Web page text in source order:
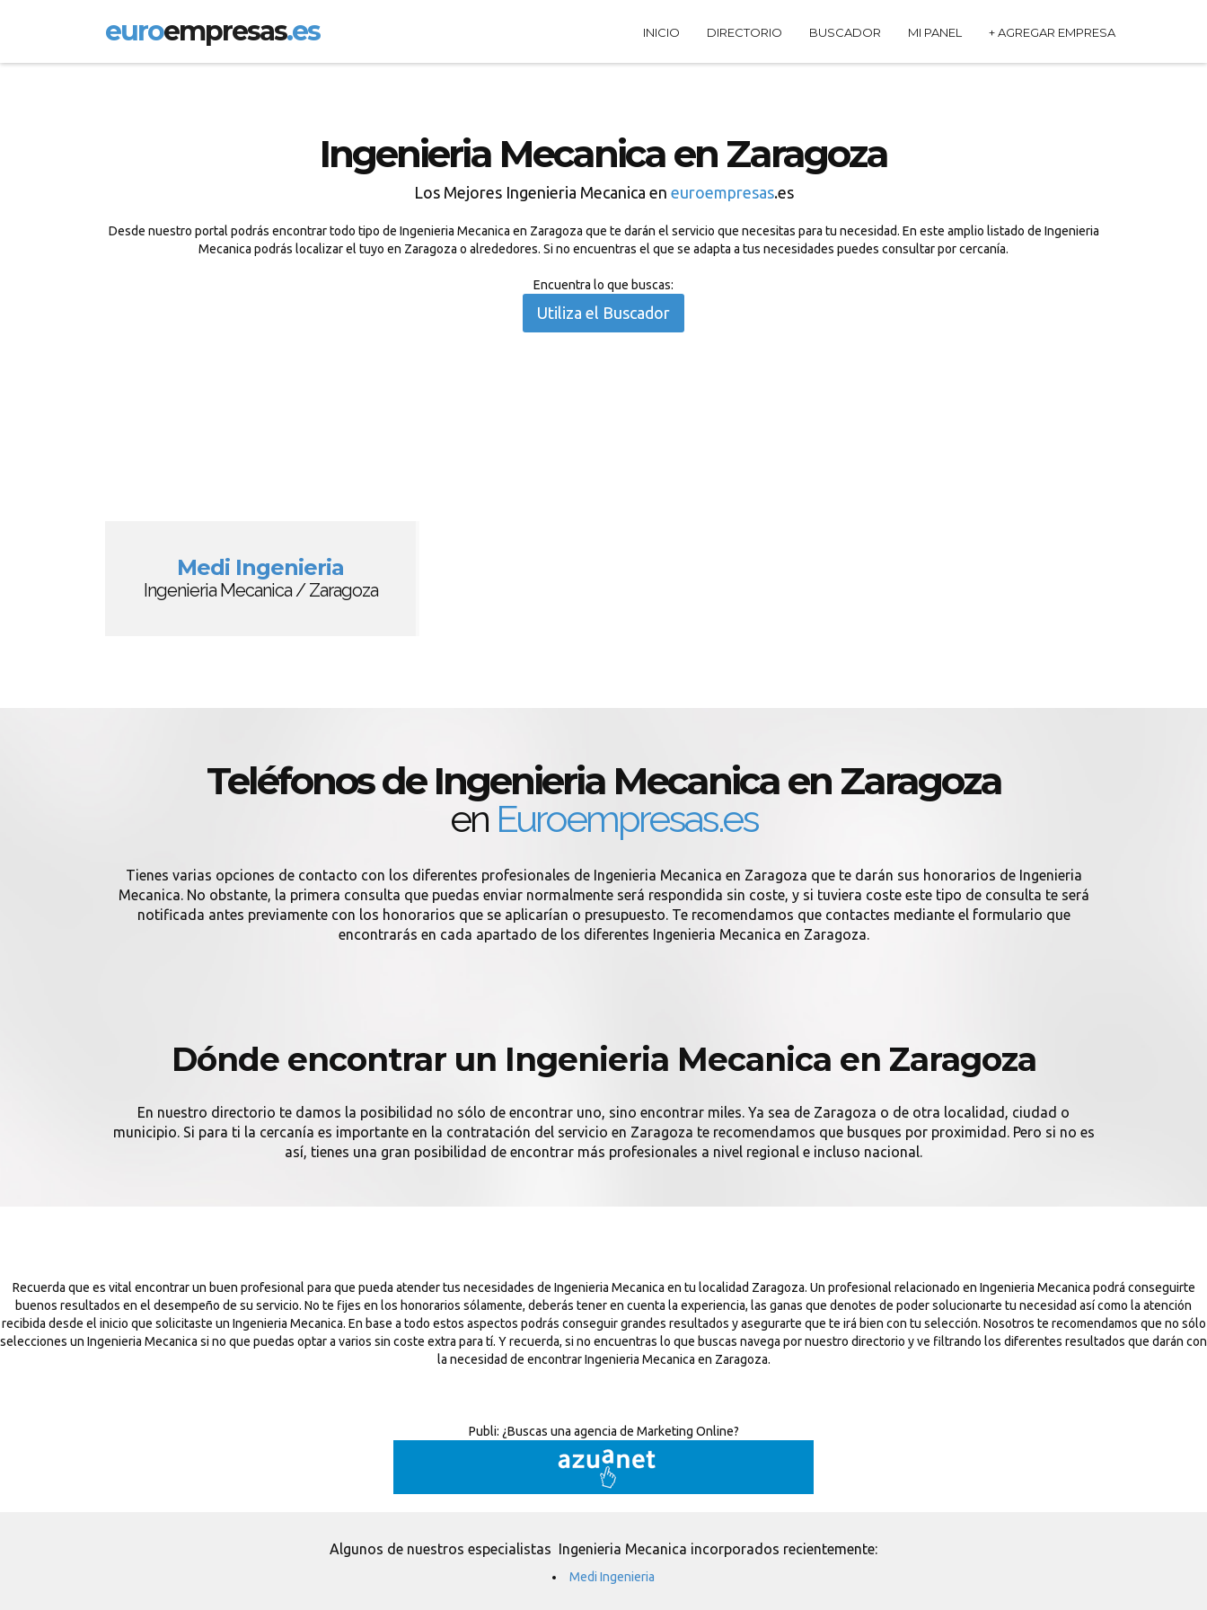
euroempresas.es INICIO DIRECTORIO BUSCADOR MI PANEL + AGREGAR EMPRESA
Ingenieria Mecanica en Zaragoza
Los Mejores Ingenieria Mecanica en euroempresas.es
Desde nuestro portal podrás encontrar todo tipo de Ingenieria Mecanica en Zaragoza que te darán el servicio que necesitas para tu necesidad. En este amplio listado de Ingenieria
Mecanica podrás localizar el tuyo en Zaragoza o alrededores. Si no encuentras el que se adapta a tus necesidades puedes consultar por cercanía.
Encuentra lo que buscas:
Utiliza el Buscador
Medi Ingenieria
Ingenieria Mecanica / Zaragoza
Teléfonos de Ingenieria Mecanica en Zaragoza
en Euroempresas.es
Tienes varias opciones de contacto con los diferentes profesionales de Ingenieria Mecanica en Zaragoza que te darán sus honorarios de Ingenieria
Mecanica. No obstante, la primera consulta que puedas enviar normalmente será respondida sin coste, y si tuviera coste este tipo de consulta te será
notificada antes previamente con los honorarios que se aplicarían o presupuesto. Te recomendamos que contactes mediante el formulario que
encontrarás en cada apartado de los diferentes Ingenieria Mecanica en Zaragoza.
Dónde encontrar un Ingenieria Mecanica en Zaragoza
En nuestro directorio te damos la posibilidad no sólo de encontrar uno, sino encontrar miles. Ya sea de Zaragoza o de otra localidad, ciudad o
municipio. Si para ti la cercanía es importante en la contratación del servicio en Zaragoza te recomendamos que busques por proximidad. Pero si no es
así, tienes una gran posibilidad de encontrar más profesionales a nivel regional e incluso nacional.
Recuerda que es vital encontrar un buen profesional para que pueda atender tus necesidades de Ingenieria Mecanica en tu localidad Zaragoza. Un profesional relacionado en Ingenieria Mecanica podrá conseguirte
buenos resultados en el desempeño de su servicio. No te fijes en los honorarios sólamente, deberás tener en cuenta la experiencia, las ganas que denotes de poder solucionarte tu necesidad así como la atención
recibida desde el inicio que solicitaste un Ingenieria Mecanica. En base a todo estos aspectos podrás conseguir grandes resultados y asegurarte que te irá bien con tu selección. Nosotros te recomendamos que no sólo
selecciones un Ingenieria Mecanica si no que puedas optar a varios sin coste extra para tí. Y recuerda, si no encuentras lo que buscas navega por nuestro directorio y ve filtrando los diferentes resultados que darán con
la necesidad de encontrar Ingenieria Mecanica en Zaragoza.
Publi: ¿Buscas una agencia de Marketing Online?
Algunos de nuestros especialistas Ingenieria Mecanica incorporados recientemente:
Medi Ingenieria